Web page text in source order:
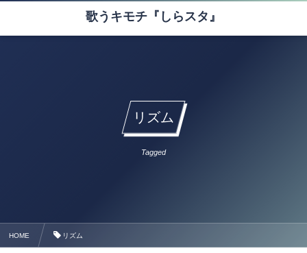
歌うキモチ『しらスタ』
リズム
Tagged
HOME リズム